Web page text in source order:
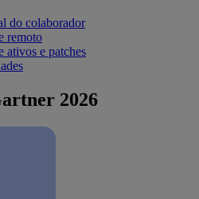
do colaborador
remoto
ativos e patches
2026